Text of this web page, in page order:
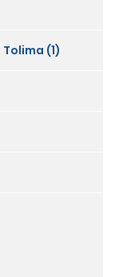
Tolima (1)